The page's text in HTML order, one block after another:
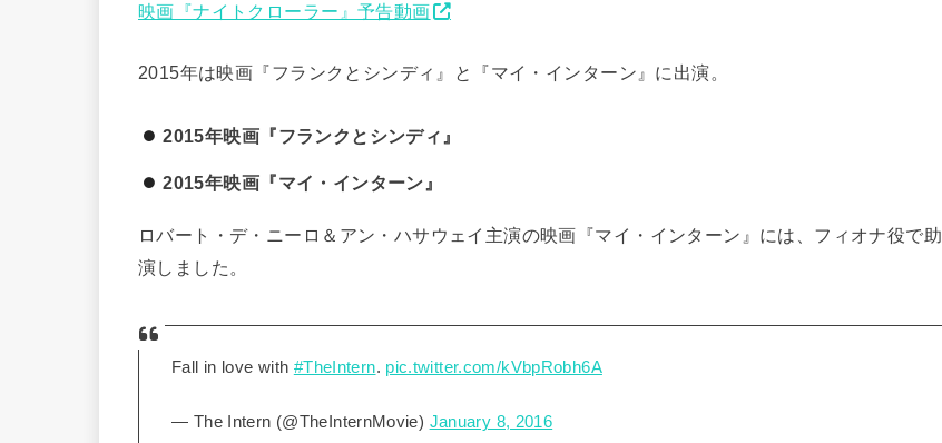
映画『ナイトクローラー』予告動画
2015年は映画『フランクとシンディ』と『マイ・インターン』に出演。
2015年映画『フランクとシンディ』
2015年映画『マイ・インターン』
ロバート・デ・ニーロ＆アン・ハサウェイ主演の映画『マイ・インターン』には、フィオナ役で助
演しました。
Fall in love with #TheIntern. pic.twitter.com/kVbpRobh6A
— The Intern (@TheInternMovie) January 8, 2016